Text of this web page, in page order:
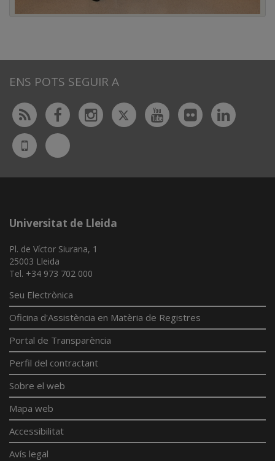
ENS POTS SEGUIR A
Rss FacebookInstagram
TwitterYoutubeFlickr
UdL
App
Bluesky
Universitat de Lleida
Pl. de Víctor Siurana, 1
25003 Lleida
Tel. +34 973 702 000
Seu Electrònica
Oficina d'Assistència en Matèria de Registres
Portal de Transparència
Perfil del contractant
Sobre el web
Mapa web
Accessibilitat
Avís legal